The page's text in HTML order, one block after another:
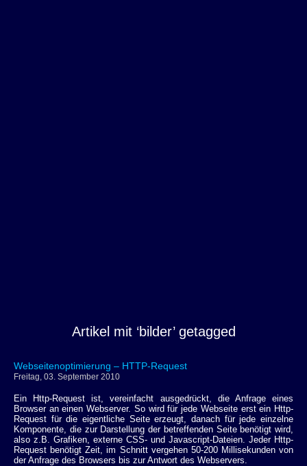
Artikel mit ‘bilder’ getagged
Webseitenoptimierung – HTTP-Request
Freitag, 03. September 2010
Ein Http-Request ist, vereinfacht ausgedrückt, die Anfrage eines
Browser an einen Webserver. So wird für jede Webseite erst ein Http-
Request für die eigentliche Seite erzeugt, danach für jede einzelne
Komponente, die zur Darstellung der betreffenden Seite benötigt wird,
also z.B. Grafiken, externe CSS- und Javascript-Dateien. Jeder Http-
Request benötigt Zeit, im Schnitt vergehen 50-200 Millisekunden von
der Anfrage des Browsers bis zur Antwort des Webservers.